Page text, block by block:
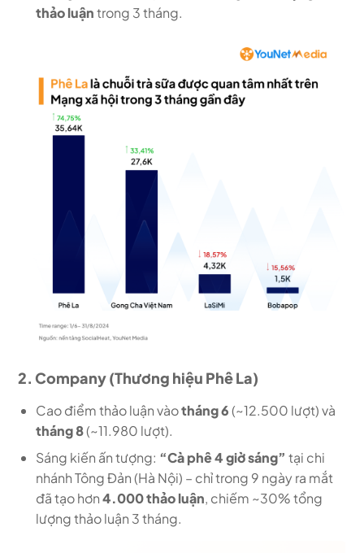
thảo luậntrong 3 tháng.
2. Company (Thương hiệu Phê La)
Cao điểm thảo luận vàotháng 6(~12.500 lượt) và
tháng 8(~11.980 lượt).
Sáng kiến ấn tượng: “Cà phê 4 giờ sáng” tại chi
nhánh Tông Đản (Hà Nội) – chỉ trong 9 ngày ra mắt
đã tạo hơn4.000 thảo luận, chiếm ~30% tổng
lượng thảo luận 3 tháng.